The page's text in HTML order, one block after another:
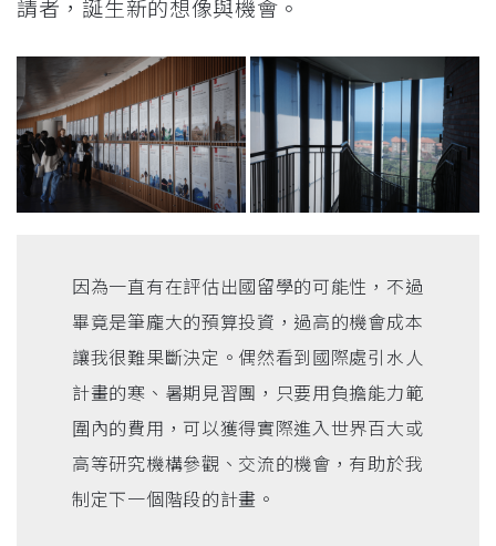
請者，誕生新的想像與機會。
因為一直有在評估出國留學的可能性，不過
畢竟是筆龐大的預算投資，過高的機會成本
讓我很難果斷決定。偶然看到國際處引水人
計畫的寒、暑期見習團，只要用負擔能力範
圍內的費用，可以獲得實際進入世界百大或
高等研究機構參觀、交流的機會，有助於我
制定下一個階段的計畫。